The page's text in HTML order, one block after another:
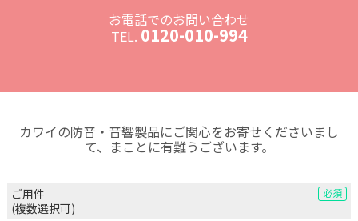
お電話でのお問い合わせ
TEL. 0120-010-994
カワイの防音・音響製品にご関心をお寄せくださいまし
て、まことに有難うございます。
ご用件
(複数選択可)
必須